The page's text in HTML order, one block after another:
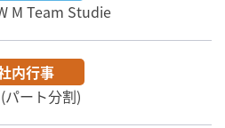
M Team Studie
内行事
ート分割)